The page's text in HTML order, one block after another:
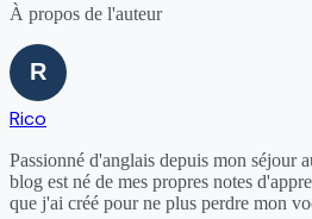
À propos de l'auteur
Rico
Passionné d'anglais depuis mon séjour
blog est né de mes propres notes
que j'ai créé pour ne plus perdre mon